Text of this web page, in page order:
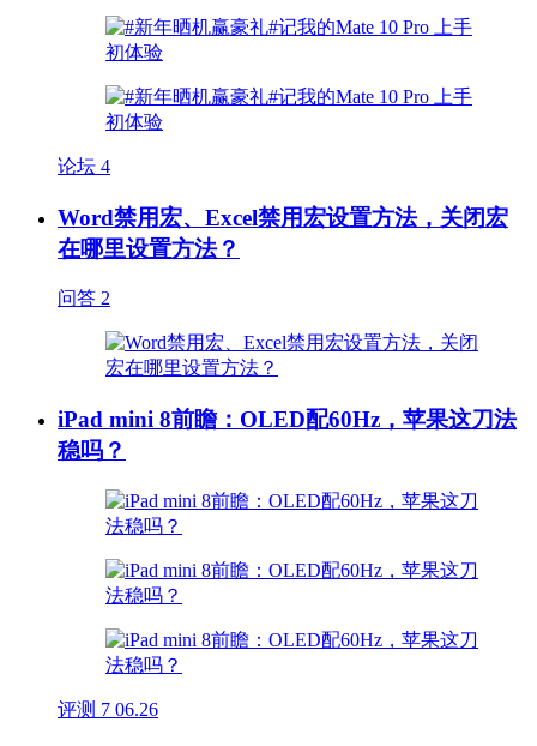
论坛 4
Word禁用宏、Excel禁用宏设置方法，关闭宏
在哪里设置方法？
问答 2
iPad mini 8前瞻：OLED配60Hz，苹果这刀法
稳吗？
评测 7 06.26